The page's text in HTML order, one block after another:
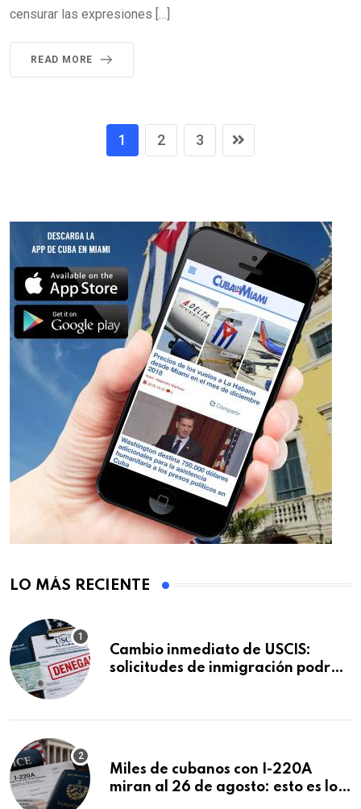
censurar las expresiones […]
READ MORE
1 2 3
LO MÁS RECIENTE
Cambio inmediato de USCIS:
solicitudes de inmigración podrán
Miles de cubanos con I-220A
miran al 26 de agosto: esto es lo